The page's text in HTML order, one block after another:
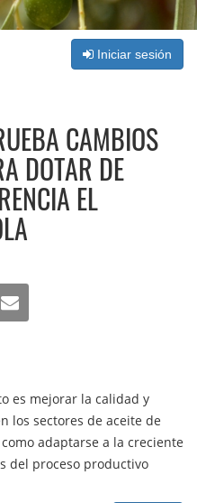
Iniciar sesión
CAMBIOS
DOTAR DE
EL
es mejorar la calidad y
los sectores de aceite de
adaptarse a la creciente
del proceso productivo